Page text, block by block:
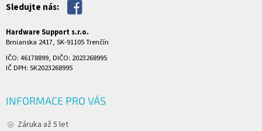
Sledujte nás:
Hardware Support s.r.o.
Brnianska 2417, SK-91105 Trenčín
IČO: 46178899, DIČO: 2023268995
IČ DPH: SK2023268995
INFORMACE PRO VÁS
Záruka až 5 let